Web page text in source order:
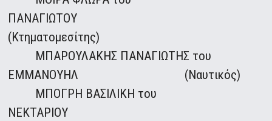
ΠΑΝΑΓΙΩΤΟΥ
(Κτηματομεσίτης)
ΜΠΑΡΟΥΛΑΚΗΣ ΠΑΝΑΓΙΩΤΗΣ του
ΕΜΜΑΝΟΥΗΛ (Ναυτικός)
ΜΠΟΓΡΗ ΒΑΣΙΛΙΚΗ του
ΝΕΚΤΑΡΙΟΥ